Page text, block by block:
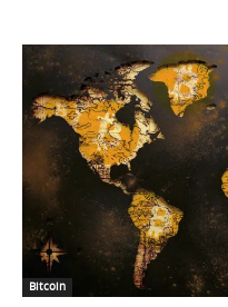
Bitcoin